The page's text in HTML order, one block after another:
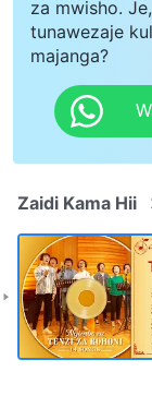
za mwisho.
tunawezaje
majanga?
Zaidi Kama Hii